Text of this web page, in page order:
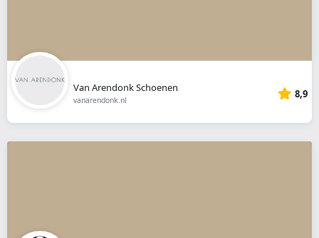
Van Arendonk Schoenen
vanarendonk.nl 8,9